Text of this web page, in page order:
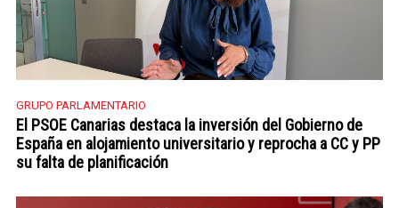
GRUPO PARLAMENTARIO
El PSOE Canarias destaca la inversión del Gobierno de
España en alojamiento universitario y reprocha a CC y PP
su falta de planificación